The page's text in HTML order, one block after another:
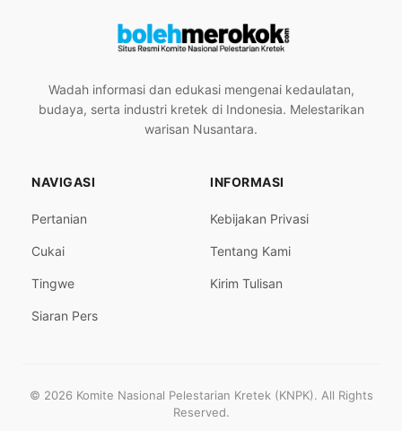
Wadah informasi dan edukasi mengenai kedaulatan,
budaya, serta industri kretek di Indonesia. Melestarikan
warisan Nusantara.
NAVIGASI
Pertanian
Cukai
Tingwe
Siaran Pers
INFORMASI
Kebijakan Privasi
Tentang Kami
Kirim Tulisan
© 2026 Komite Nasional Pelestarian Kretek (KNPK). All Rights
Reserved.